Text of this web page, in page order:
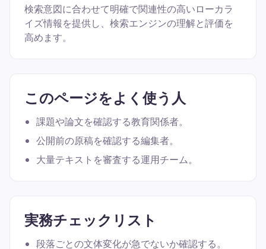
検索意図に合わせて明確で関連性の高いローカラ
イズ情報を提供し、検索エンジンの理解と評価を
高めます。
このページをよく使う人
課題や論文を確認する教育関係者。
公開前の原稿を確認する編集者。
大量テキストを審査する運用チーム。
実務チェックリスト
段落ごとの文体変化が急でないか確認する。